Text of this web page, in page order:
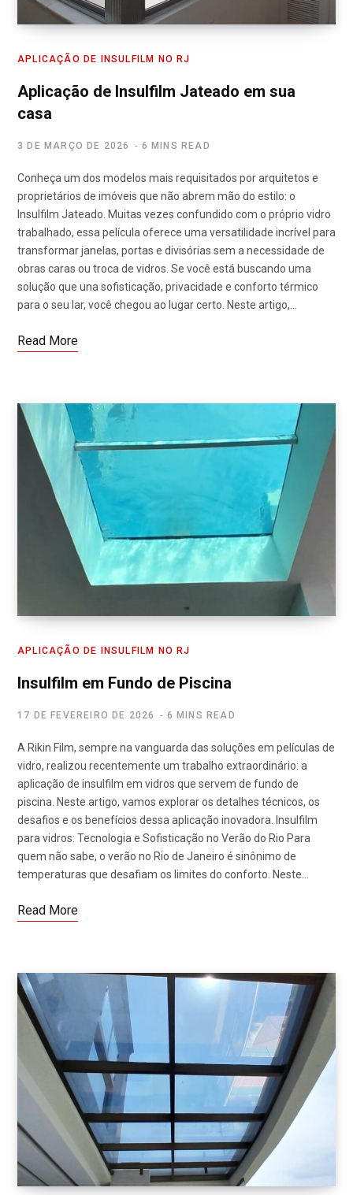
APLICAÇÃO DE INSULFILM NO RJ
Aplicação de Insulfilm Jateado em sua
casa
3 DE MARÇO DE 2026 6 MINS READ
Conheça um dos modelos mais requisitados por arquitetos e
proprietários de imóveis que não abrem mão do estilo: o
Insulfilm Jateado. Muitas vezes confundido com o próprio vidro
trabalhado, essa película oferece uma versatilidade incrível para
transformar janelas, portas e divisórias sem a necessidade de
obras caras ou troca de vidros. Se você está buscando uma
solução que una sofisticação, privacidade e conforto térmico
para o seu lar, você chegou ao lugar certo. Neste artigo,…
Read More
APLICAÇÃO DE INSULFILM NO RJ
Insulfilm em Fundo de Piscina
17 DE FEVEREIRO DE 2026 6 MINS READ
A Rikin Film, sempre na vanguarda das soluções em películas de
vidro, realizou recentemente um trabalho extraordinário: a
aplicação de insulfilm em vidros que servem de fundo de
piscina. Neste artigo, vamos explorar os detalhes técnicos, os
desafios e os benefícios dessa aplicação inovadora. Insulfilm
para vidros: Tecnologia e Sofisticação no Verão do Rio Para
quem não sabe, o verão no Rio de Janeiro é sinônimo de
temperaturas que desafiam os limites do conforto. Neste…
Read More